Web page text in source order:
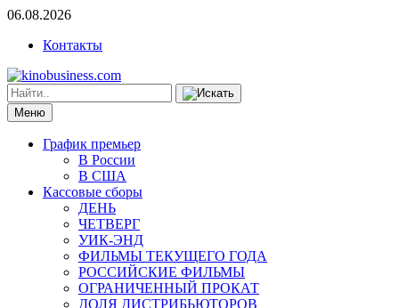
06.08.2026
Контакты
Меню
График премьер
В России
В США
Кассовые сборы
ДЕНЬ
ЧЕТВЕРГ
УИК-ЭНД
ФИЛЬМЫ ТЕКУЩЕГО ГОДА
РОССИЙСКИЕ ФИЛЬМЫ
ОГРАНИЧЕННЫЙ ПРОКАТ
ДОЛЯ ДИСТРИБЬЮТОРОВ